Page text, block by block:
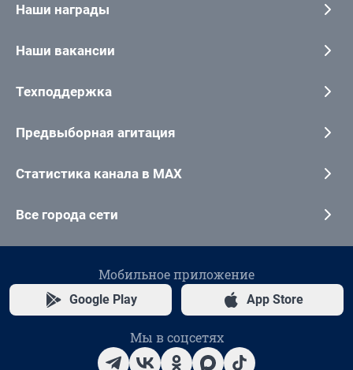
Наши награды
Наши вакансии
Техподдержка
Предвыборная агитация
Статистика канала в MAX
Все города сети
Мобильное приложение
Google Play App Store
Мы в соцсетях